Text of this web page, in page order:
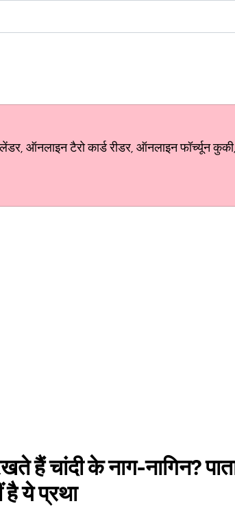
ऑनलाइन टैरो कार्ड रीडर, ऑनलाइन फॉर्च्यून
हैं चांदी के नाग-नागिन?
है ये प्रथा